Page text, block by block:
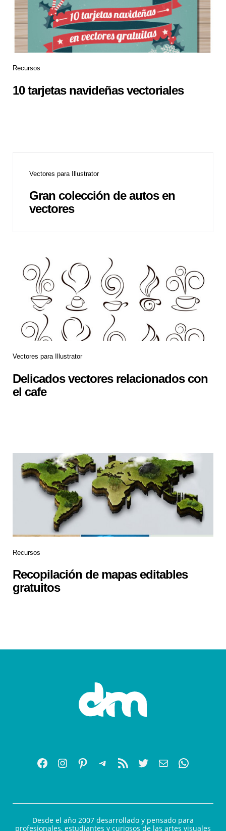
Recursos
10 tarjetas navideñas vectoriales
Vectores para Illustrator
Gran colección de autos en
vectores
Vectores para Illustrator
Delicados vectores relacionados con
el cafe
Recursos
Recopilación de mapas editables
gratuitos
Desde el año 2007 desarrollado y pensado para
profesionales, estudiantes y curiosos de las artes visuales